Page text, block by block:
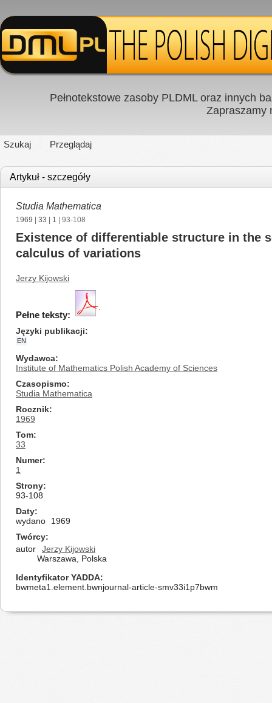
Pełnotekstowe zasoby PLDML oraz innych
Zapraszamy
Szukaj Przeglądaj
Artykuł - szczegóły
Studia Mathematica
1969 33 1 | 93-108
Existence of differentiable structure in the
calculus of variations
Jerzy Kijowski
Pełne teksty:
Języki publikacji
EN
Wydawca
Institute of Mathematics Polish Academy of Sciences
Czasopismo
Studia Mathematica
Rocznik
1969
Tom
33
Numer
1
Strony
93-108
Daty
wydano
1969
Twórcy
autor
Jerzy Kijowski
Warszawa, Polska
Identyfikator YADDA
bwmeta1.element.bwnjournal-article-smv33i1p7bwm